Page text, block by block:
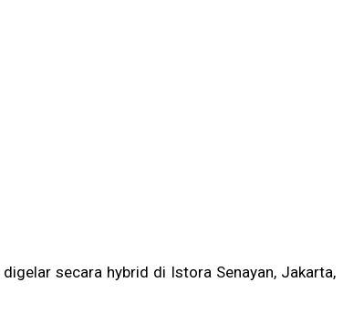
secara hybrid di Istora Senayan, Jakarta,